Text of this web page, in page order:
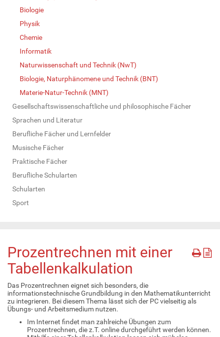
Biologie
Physik
Chemie
Informatik
Naturwissenschaft und Technik (NwT)
Biologie, Naturphänomene und Technik (BNT)
Materie-Natur-Technik (MNT)
Gesellschaftswissenschaftliche und philosophische Fächer
Sprachen und Literatur
Berufliche Fächer und Lernfelder
Musische Fächer
Praktische Fächer
Berufliche Schularten
Schularten
Sport
Prozentrechnen mit einer
Tabellenkalkulation
Das Prozentrechnen eignet sich besonders, die
informationstechnische Grundbildung in den Mathematikunterricht
zu integrieren. Bei diesem Thema lässt sich der PC vielseitig als
Übungs- und Arbeitsmedium nutzen.
Im Internet findet man zahlreiche Übungen zum
Prozentrechnen, die z.T. online durchgeführt werden können.